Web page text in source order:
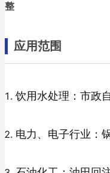
整
应用范围
饮用水处理：市政
电力、电子行业：